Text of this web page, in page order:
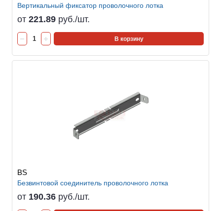
Вертикальный фиксатор проволочного лотка
от 221.89 руб./шт.
В корзину
BS
Безвинтовой соединитель проволочного лотка
от 190.36 руб./шт.